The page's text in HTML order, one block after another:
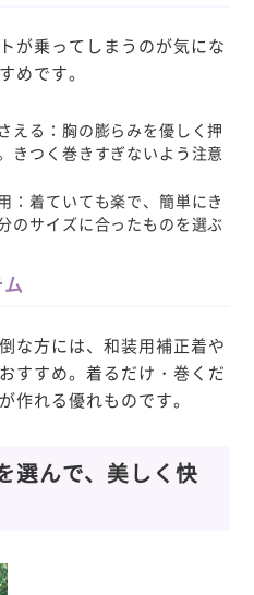
が乗ってしまうのが気にな
めです。
える ：胸の膨らみを優しく押
きつく巻きすぎないよう注意
：着ていても楽で、簡単にき
のサイズに合ったものを選ぶ
な方には、和装用補正着や
すすめ。着るだけ・巻くだ
作れる優れものです。
選んで、美しく快